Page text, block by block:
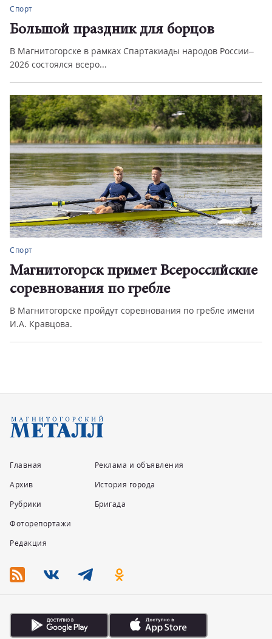
Спорт
Большой праздник для борцов
В Магнитогорске в рамках Спартакиады народов России–
2026 состоялся всеро...
Спорт
Магнитогорск примет Всероссийские
соревнования по гребле
В Магнитогорске пройдут соревнования по гребле имени
И.А. Кравцова.
Главная
Архив
Рубрики
Фоторепортажи
Редакция
Реклама и объявления
История города
Бригада